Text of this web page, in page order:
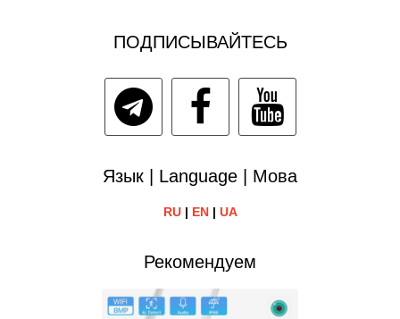
ПОДПИСЫВАЙТЕСЬ
Язык | Language | Мова
RU| EN| UA
Рекомендуем